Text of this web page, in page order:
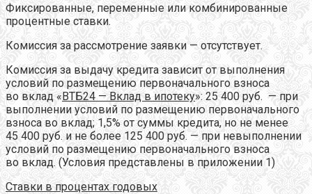
Фиксированные, переменные или комбинированные
процентные ставки.
Комиссия за рассмотрение заявки — отсутствует.
Комиссия за выдачу кредита зависит от выполнения
условий по размещению первоначального взноса
во вклад «ВТБ24 — Вклад в ипотеку»: 25 400 руб. — при
выполнении условий по размещению первоначального
взноса во вклад; 1,5% от суммы кредита, но не менее
45 400 руб. и не более 125 400 руб. — при невыполнении
условий по размещению первоначального взноса
во вклад. (Условия представлены в приложении 1)
Ставки в процентах годовых